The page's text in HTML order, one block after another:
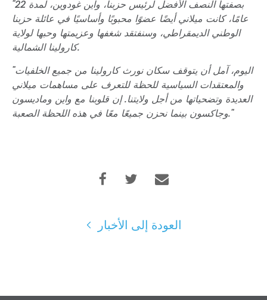
"بصفتها النصف الأفضل لرئيس حزبنا، واين غودوين، لمدة 22
عامًا، كانت ميلاني أيضًا عضوًا محبوبًا وأساسيًا في عائلة حزبنا
الوطني الديمقراطي، وسنفتقد شغفها وعزيمتها وحبها لولاية
كارولينا الشمالية.
"اليوم، آمل أن يتوقف سكان نورث كارولينا من جميع الخلفيات
والمعتقدات السياسية للحظة للتعرف على مساهمات ميلاني
العديدة وتضحياتها من أجل ولايتنا. إن قلوبنا مع واين وماديسون
وجاكسون بينما نحزن جميعًا معًا في هذه اللحظة الصعبة."
العودة إلى الأخبار